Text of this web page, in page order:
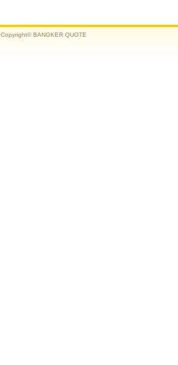
Copyright© BANGKER QUOTE